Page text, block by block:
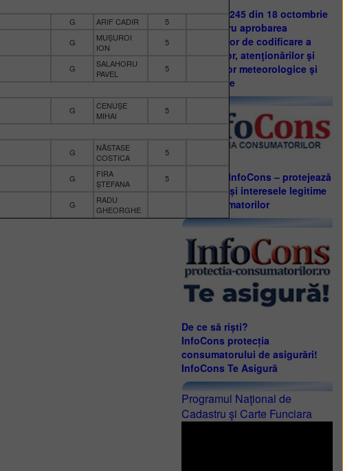
G ARIF CADIR
5
G
MUȘUROI
ION
5
G
SALAHORU
PAVEL
5
G
CENUȘE
MIHAI
5
G
NĂSTASE
COSTICA
5
G
FIRA
ȘTEFANA
5
G
RADU
GHEORGHE
ORDIN nr. 245 din 18 octombrie
2012 pentru aprobarea
procedurilor de codificare a
informărilor, atenţionărilor şi
avertizărilor meteorologice şi
hidrologice
Asociația InfoCons – protejează
drepturile și interesele legitime
ale consumatorilor
De ce să riști?
InfoCons protecția
consumatorului de asigurări!
InfoCons Te Asigură
Programul Naţional de
Cadastru şi Carte Funciara